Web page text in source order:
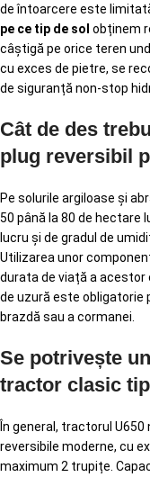
de întoarcere este
pe ce tip de sol obținem
câștigă pe orice teren
cu exces de pietre, se
de siguranță non-stop
Cât de des
plug reversibil
Pe solurile argiloase și
50 până la 80 de hectare
lucru și de gradul de
Utilizarea unor
durata de viață a acestor
de uzură este obligatorie
brazdă sau a cormanei.
Se potrivește
tractor clasic
În general, tractorul
reversibile moderne, cu
maximum 2 trupițe.